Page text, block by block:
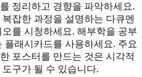
정리하고 경향을 파악하세요.
잡한 과정을 설명하는 다큐멘
를 시청하세요. 해부학을 공부
플래시카드를 사용하세요. 주요
포스터를 만드는 것은 시각적
구가 될 수 있습니다.